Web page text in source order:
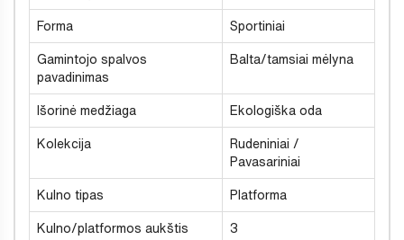
Forma Sportiniai
Gamintojo spalvos
pavadinimas
Balta/tamsiai mėlyna
Išorinė medžiaga Ekologiška oda
Kolekcija
Rudeniniai /
Pavasariniai
Kulno tipas Platforma
Kulno/platformos aukštis 3